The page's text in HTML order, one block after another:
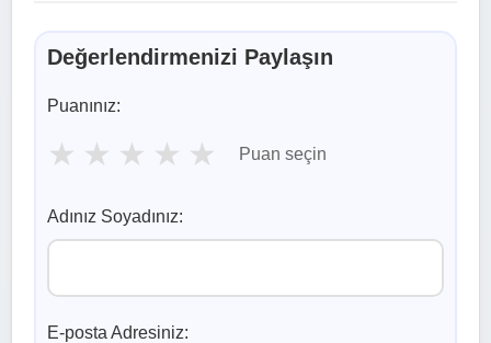
Değerlendirmenizi Paylaşın
Puanınız:
★ ★ ★ ★ ★ Puan seçin
Adınız Soyadınız:
E-posta Adresiniz: